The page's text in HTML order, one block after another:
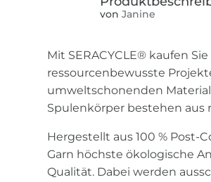
von Janine
Mit SERACYCLE® kaufen
ressourcenbewusste
umweltschonenden
Spulenkörper bestehen aus
Hergestellt aus 100 % Post-
Garn höchste ökologische
Qualität. Dabei werden